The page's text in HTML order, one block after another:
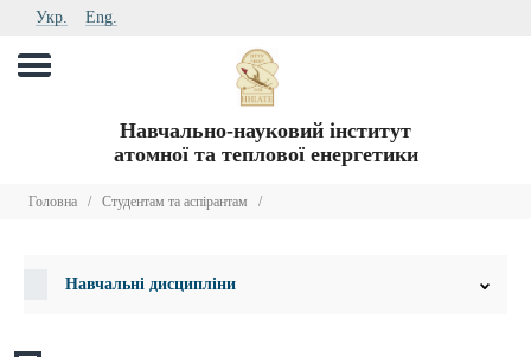
Укр. Eng.
Навчально-науковий інститут
атомної та теплової енергетики
Головна / Студентам та аспірантам /
Навчальні дисципліни